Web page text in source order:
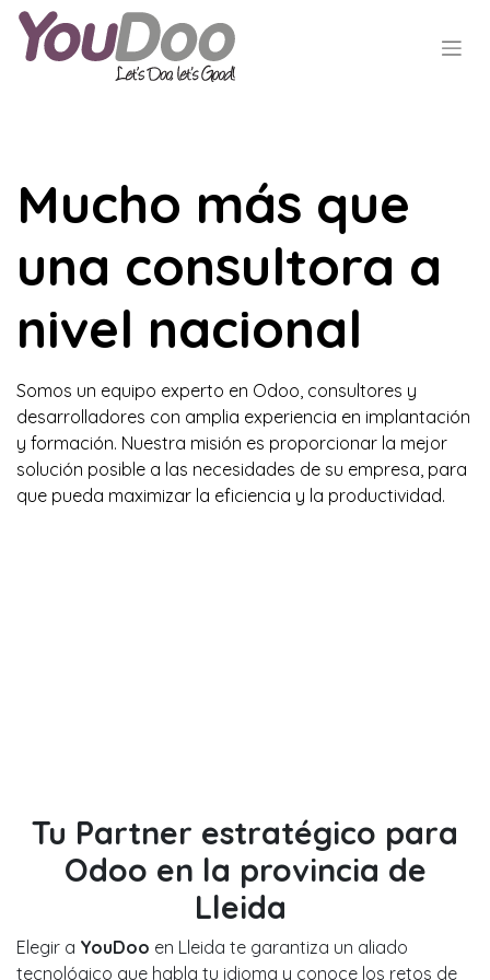
Mucho más que
una consultora a
nivel nacional
Somos un equipo experto en Odoo, consultores y
desarrolladores con amplia experiencia en implantación
y formación. Nuestra misión es proporcionar la mejor
solución posible a las necesidades de su empresa, para
que pueda maximizar la eficiencia y la productividad.
Tu Partner estratégico para
Odoo en la provincia de
Lleida
Elegir a YouDoo en Lleida te garantiza un aliado
tecnológico que habla tu idioma y conoce los retos de